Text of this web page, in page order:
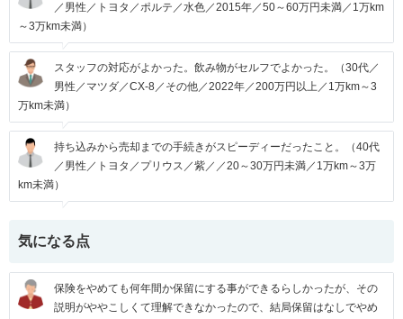
／男性／トヨタ／ポルテ／水色／2015年／50～60万円未満／1万km
～3万km未満）
スタッフの対応がよかった。飲み物がセルフでよかった。（30代／
男性／マツダ／CX-8／その他／2022年／200万円以上／1万km～3
万km未満）
持ち込みから売却までの手続きがスピーディーだったこと。（40代
／男性／トヨタ／プリウス／紫／／20～30万円未満／1万km～3万
km未満）
気になる点
保険をやめても何年間か保留にする事ができるらしかったが、その
説明がややこしくて理解できなかったので、結局保留はなしでやめ